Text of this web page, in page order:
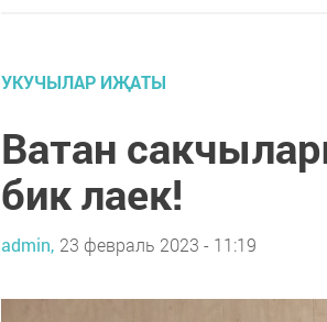
УКУЧЫЛАР ИҖАТЫ
Ватан
бик лаек!
admin, 23 февраль 2023 - 11:19